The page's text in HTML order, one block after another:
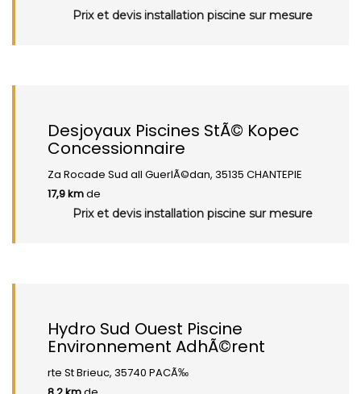
Prix et devis installation piscine sur mesure
Desjoyaux Piscines StÃ© Kopec
Concessionnaire
Za Rocade Sud all GuerlÃ©dan, 35135 CHANTEPIE
17,9 kmde
Prix et devis installation piscine sur mesure
Hydro Sud Ouest Piscine
Environnement AdhÃ©rent
rte St Brieuc, 35740 PACÃ‰